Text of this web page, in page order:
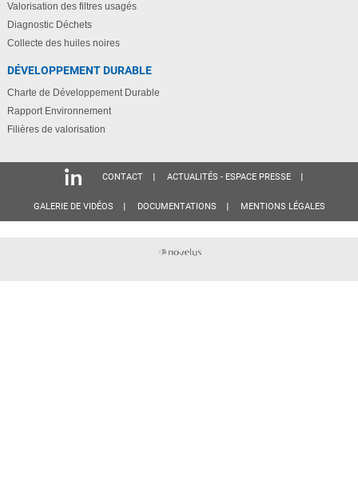
Valorisation des filtres usagés
Diagnostic Déchets
Collecte des huiles noires
DÉVELOPPEMENT DURABLE
Charte de Développement Durable
Rapport Environnement
Filières de valorisation
CONTACT ACTUALITÉS - ESPACE PRESSE
GALERIE DE VIDÉOS DOCUMENTATIONS MENTIONS LÉGALES